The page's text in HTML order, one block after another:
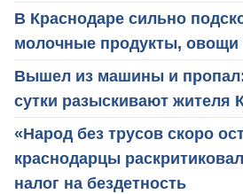
В Краснодаре сильно
молочные продукты, овощи
Вышел из машины и пропал:
сутки разыскивают жителя
«Народ без трусов скоро
краснодарцы
налог на бездетность